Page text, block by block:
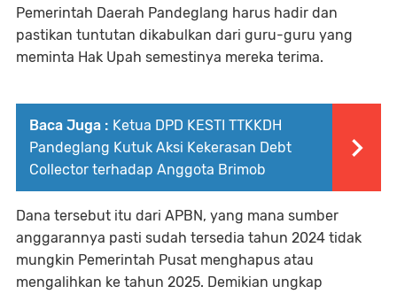
Pemerintah Daerah Pandeglang harus hadir dan
pastikan tuntutan dikabulkan dari guru-guru yang
meminta Hak Upah semestinya mereka terima.
Baca Juga : Ketua DPD KESTI TTKKDH
Pandeglang Kutuk Aksi Kekerasan Debt
Collector terhadap Anggota Brimob
Dana tersebut itu dari APBN, yang mana sumber
anggarannya pasti sudah tersedia tahun 2024 tidak
mungkin Pemerintah Pusat menghapus atau
mengalihkan ke tahun 2025. Demikian ungkap